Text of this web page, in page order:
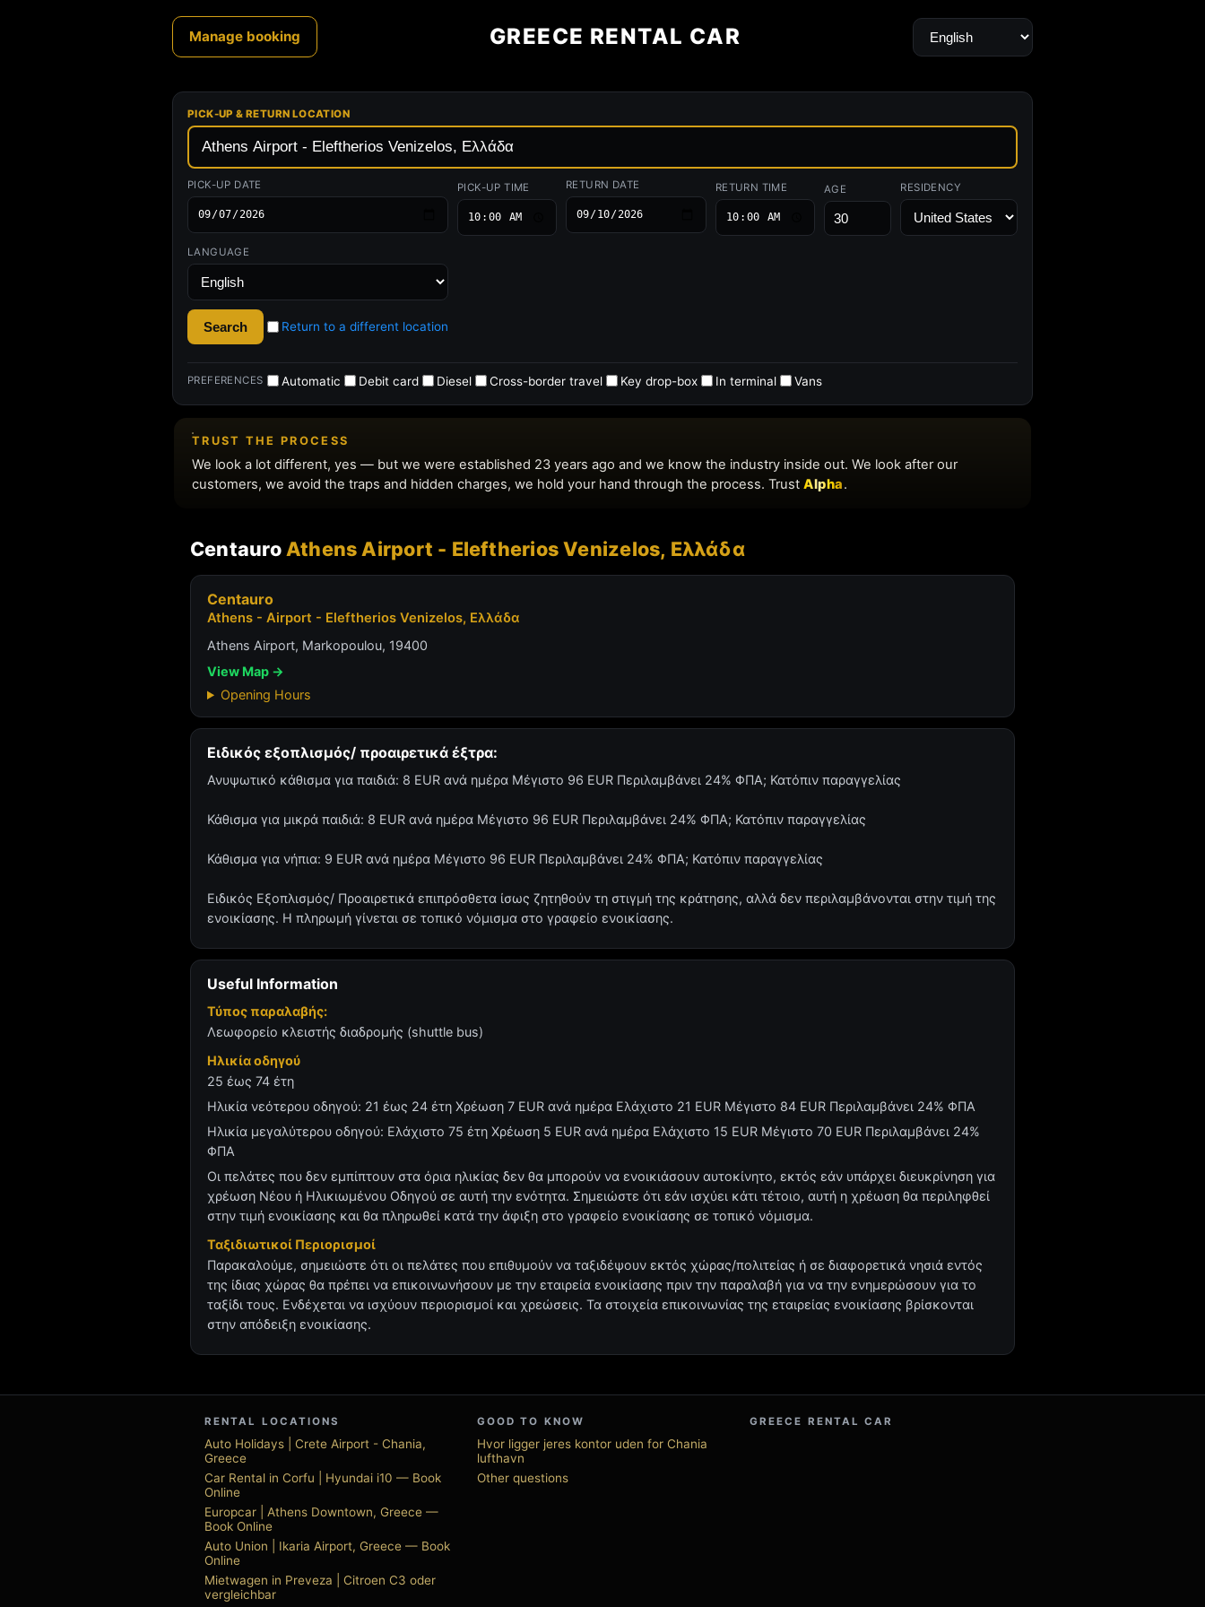
Centauro Athens Airport - Eleftherios Venizelos, Ελλάδα
Centauro
Athens - Airport - Eleftherios Venizelos, Ελλάδα
Athens Airport, Markopoulou, 19400
View Map →
Opening Hours
Ειδικός εξοπλισμός/ προαιρετικά έξτρα:
Ανυψωτικό κάθισμα για παιδιά: 8 EUR ανά ημέρα Μέγιστο 96 EUR Περιλαμβάνει 24% ΦΠΑ; Κατόπιν παραγγελίας
Κάθισμα για μικρά παιδιά: 8 EUR ανά ημέρα Μέγιστο 96 EUR Περιλαμβάνει 24% ΦΠΑ; Κατόπιν παραγγελίας
Κάθισμα για νήπια: 9 EUR ανά ημέρα Μέγιστο 96 EUR Περιλαμβάνει 24% ΦΠΑ; Κατόπιν παραγγελίας
Ειδικός Εξοπλισμός/ Προαιρετικά επιπρόσθετα ίσως ζητηθούν τη στιγμή της κράτησης, αλλά δεν περιλαμβάνονται στην τιμή της
ενοικίασης. Η πληρωμή γίνεται σε τοπικό νόμισμα στο γραφείο ενοικίασης.
Useful Information
Τύπος παραλαβής:
Λεωφορείο κλειστής διαδρομής (shuttle bus)
Ηλικία οδηγού
25 έως 74 έτη
Ηλικία νεότερου οδηγού: 21 έως 24 έτη Χρέωση 7 EUR ανά ημέρα Ελάχιστο 21 EUR Μέγιστο 84 EUR Περιλαμβάνει 24% ΦΠΑ
Ηλικία μεγαλύτερου οδηγού: Ελάχιστο 75 έτη Χρέωση 5 EUR ανά ημέρα Ελάχιστο 15 EUR Μέγιστο 70 EUR Περιλαμβάνει 24%
ΦΠΑ
Οι πελάτες που δεν εμπίπτουν στα όρια ηλικίας δεν θα μπορούν να ενοικιάσουν αυτοκίνητο, εκτός εάν υπάρχει διευκρίνηση για
χρέωση Νέου ή Ηλικιωμένου Οδηγού σε αυτή την ενότητα. Σημειώστε ότι εάν ισχύει κάτι τέτοιο, αυτή η χρέωση θα περιληφθεί
στην τιμή ενοικίασης και θα πληρωθεί κατά την άφιξη στο γραφείο ενοικίασης σε τοπικό νόμισμα.
Ταξιδιωτικοί Περιορισμοί
Παρακαλούμε, σημειώστε ότι οι πελάτες που επιθυμούν να ταξιδέψουν εκτός χώρας/πολιτείας ή σε διαφορετικά νησιά εντός
της ίδιας χώρας θα πρέπει να επικοινωνήσουν με την εταιρεία ενοικίασης πριν την παραλαβή για να την ενημερώσουν για το
ταξίδι τους. Ενδέχεται να ισχύουν περιορισμοί και χρεώσεις. Τα στοιχεία επικοινωνίας της εταιρείας ενοικίασης βρίσκονται
στην απόδειξη ενοικίασης.
RENTAL LOCATIONS
Auto Holidays | Crete Airport - Chania,
Greece
Car Rental in Corfu | Hyundai i10 — Book
Online
Europcar | Athens Downtown, Greece —
Book Online
Auto Union | Ikaria Airport, Greece — Book
Online
Mietwagen in Preveza | Citroen C3 oder
vergleichbar
GOOD TO KNOW
Hvor ligger jeres kontor uden for Chania
lufthavn
Other questions
GREECE RENTAL CAR